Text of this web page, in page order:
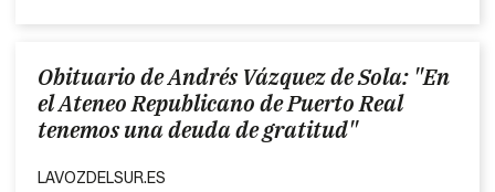
Obituario de Andrés Vázquez de Sola: "En
el Ateneo Republicano de Puerto Real
tenemos una deuda de gratitud"
LAVOZDELSUR.ES